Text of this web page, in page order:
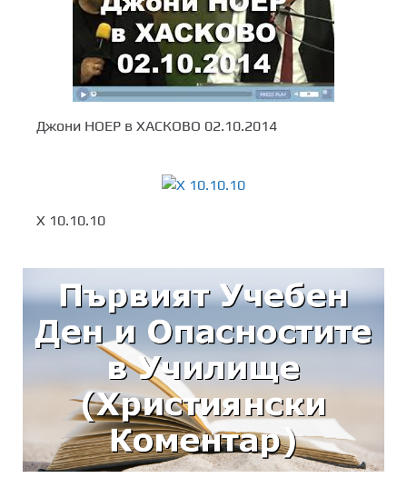
Джони НОЕР в ХАСКОВО 02.10.2014
Х 10.10.10